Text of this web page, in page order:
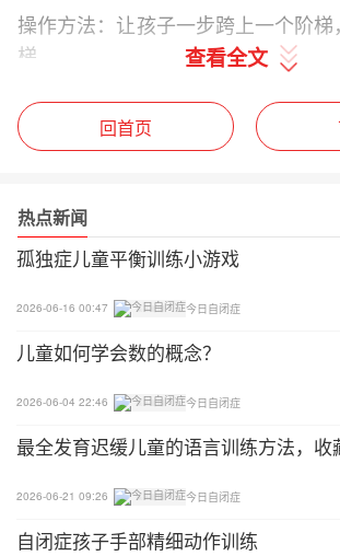
操作方法：让孩子一步跨上一个阶
梯。
起初，家长可以站在孩子前面或后
手的拇指，让孩子抓住后拉孩子上
梯;慢慢的，家长可以只用一只手协
后完全撤销协助。
5.金鸡独立
训练目标：锻炼孩子的身体平衡能力。
操作方法：让孩子扶着椅子或家长手
立约5秒。
家长可以先手把手地教孩子用双手扶
提起孩子的一条腿悬空约5秒，然后
查看全文
回首页
热点新闻
孤独症儿童平衡训练小游戏
2026-06-16 00:47 今日自闭症
儿童如何学会数的概念？
2026-06-04 22:46 今日自闭症
最全发育迟缓儿童的语言训练方法，收
2026-06-21 09:26 今日自闭症
自闭症孩子手部精细动作训练